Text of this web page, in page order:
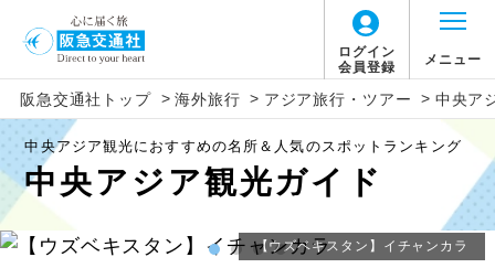
ログイン
会員登録
メニュー
阪急交通社トップ > 海外旅行 > アジア旅行・ツアー > 中央ア
中央アジア観光におすすめの名所＆人気のスポットランキング
中央アジア観光ガイド
【ウズベキスタン】イチャンカラ